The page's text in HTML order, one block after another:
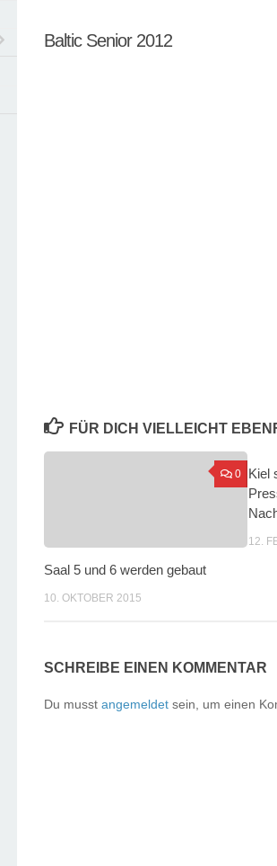
Baltic Senior 2012
FÜR DICH VIELLEICHT
0
Saal 5 und 6 werden gebaut
10. OKTOBER 2015
Kiel
12.
SCHREIBE EINEN KOMMENTAR
Du musst angemeldet sein, um einen